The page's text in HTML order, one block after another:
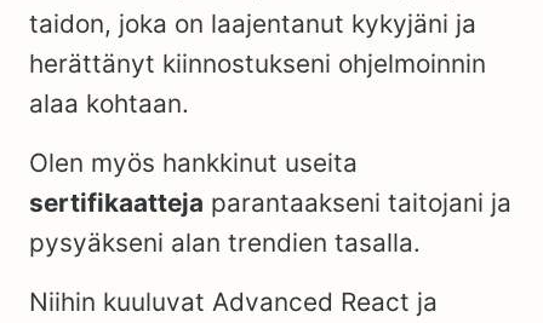
taidon, joka on laajentanut kykyjäni ja
herättänyt kiinnostukseni ohjelmoinnin
alaa kohtaan.
Olen myös hankkinut useita
sertifikaatteja parantaakseni taitojani ja
pysyäkseni alan trendien tasalla.
Niihin kuuluvat Advanced React ja